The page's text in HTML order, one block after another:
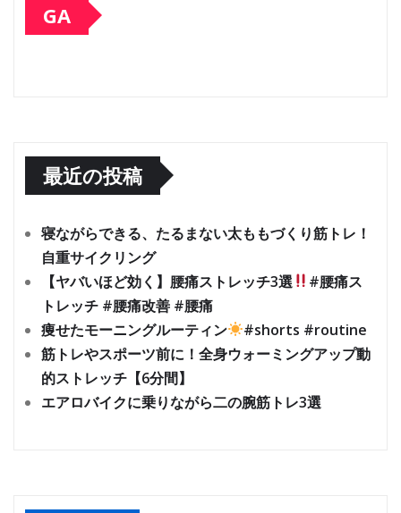
GA
最近の投稿
寝ながらできる、たるまない太ももづくり筋トレ！
自重サイクリング
【ヤバいほど効く】腰痛ストレッチ3選
#腰痛ス
トレッチ #腰痛改善 #腰痛
痩せたモーニングルーティン
#shorts #routine
筋トレやスポーツ前に！全身ウォーミングアップ動
的ストレッチ【6分間】
エアロバイクに乗りながら二の腕筋トレ3選